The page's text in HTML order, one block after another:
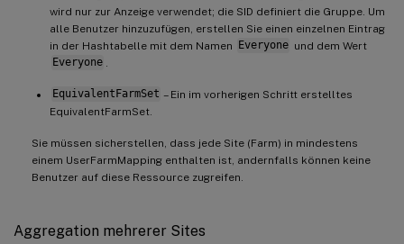
wird nur zur Anzeige verwendet; die SID definiert die Gruppe. Um
alle Benutzer hinzuzufügen, erstellen Sie einen einzelnen Eintrag
in der Hashtabelle mit dem Namen
Everyone und dem Wert
Everyone
EquivalentFarmSet – Ein im vorherigen Schritt erstelltes
EquivalentFarmSet.
Sie müssen sicherstellen, dass jede Site (Farm) in mindestens
einem UserFarmMapping enthalten ist, andernfalls können keine
Benutzer auf diese Ressource zugreifen.
Aggregation mehrerer Sites